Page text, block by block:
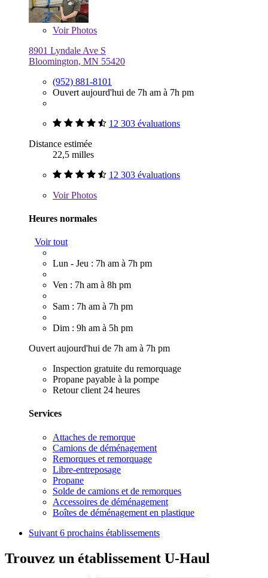
VoirPhotos
8901 Lyndale Ave S
Bloomington, MN 55420
(952) 881-8101
Ouvert aujourd'hui de 7h am à 7h pm
12 303 évaluations
Distance estimée
22,5 milles
12 303 évaluations
VoirPhotos
Heures normales
Voir tout
Lun - Jeu : 7h am à 7h pm
Ven : 7h am à 8h pm
Sam : 7h am à 7h pm
Dim : 9h am à 5h pm
Ouvert aujourd'hui de 7h am à 7h pm
Inspection gratuite du remorquage
Propane payable à la pompe
Retour client 24 heures
Services
Attaches de remorque
Camions de déménagement
Remorques et remorquage
Libre-entreposage
Propane
Solde de camions et de remorques
Accessoires de déménagement
Boîtes de déménagement en plastique
Suivant 6 prochains établissements
Trouvez un établissement U-Haul